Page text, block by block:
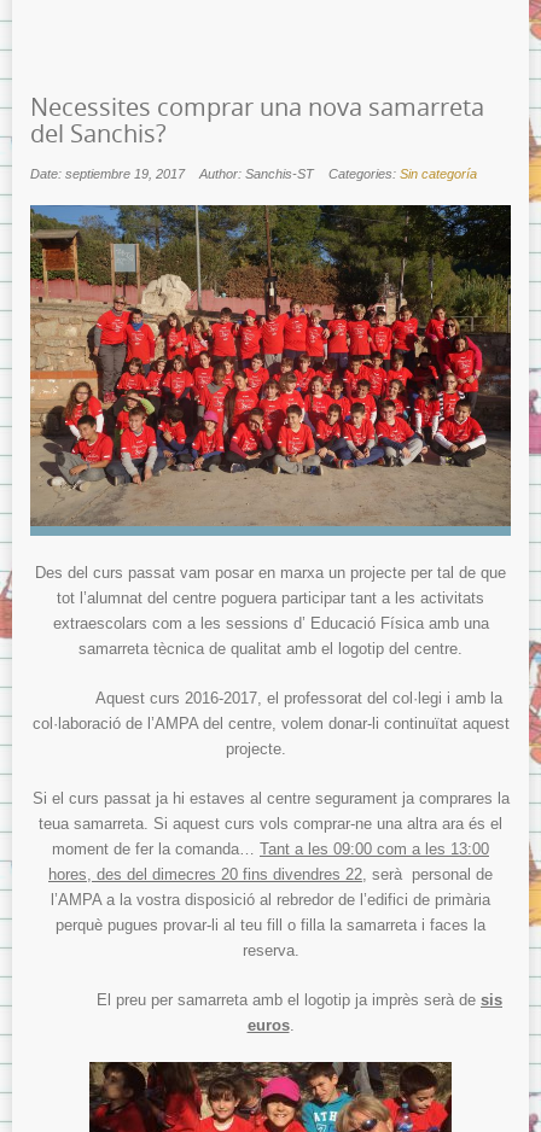
Necessites comprar una nova samarreta
del Sanchis?
Date: septiembre 19, 2017 Author: Sanchis-ST Categories: Sin categoría
Des del curs passat vam posar en marxa un projecte per tal de que
tot l’alumnat del centre poguera participar tant a les activitats
extraescolars com a les sessions d’ Educació Física amb una
samarreta tècnica de qualitat amb el logotip del centre.
Aquest curs 2016-2017, el professorat del col·legi i amb la
col·laboració de l’AMPA del centre, volem donar-li continuïtat aquest
projecte.
Si el curs passat ja hi estaves al centre segurament ja comprares la
teua samarreta. Si aquest curs vols comprar-ne una altra ara és el
moment de fer la comanda… Tant a les 09:00 com a les 13:00
hores, des del dimecres 20 fins divendres 22 , serà personal de
l’AMPA a la vostra disposició al rebredor de l’edifici de primària
perquè pugues provar-li al teu fill o filla la samarreta i faces la
reserva.
El preu per samarreta amb el logotip ja imprès serà de sis
euros.